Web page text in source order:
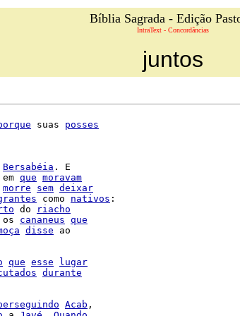
Bíblia Sagrada - Edição
IntraText - Concordâncias
juntos
suas posses
Bersabéia . E
em que moravam
morre sem deixar
como nativos :
do
riacho
os cananeus que
disse ao
que esse
lugar
durante
Acab ,